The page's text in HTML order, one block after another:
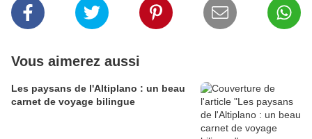
Vous aimerez aussi
Les paysans de l'Altiplano : un beau
carnet de voyage bilingue